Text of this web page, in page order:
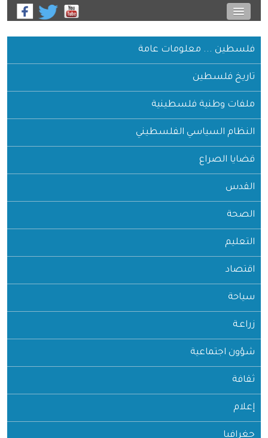
فلسطين ... معلومات عامة
تاريخ فلسطين
ملفات وطنية فلسطينية
النظام السياسي الفلسطيني
قضايا الصراع
القدس
الصحة
التعليم
اقتصاد
سياحة
زراعـة
شؤون اجتماعية
ثقافة
إعلام
جغرافيا